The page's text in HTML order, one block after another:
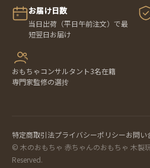
お届け日数
当日出荷（平日午前注文）で最
短翌日お届け
おもちゃコンサルタント3名在籍
専門家監修の選抟
特定商取引法プライバシーポリシーお問い
© 木のおもちゃ 赤ちゃんのおもちゃ 木製
Reserved.